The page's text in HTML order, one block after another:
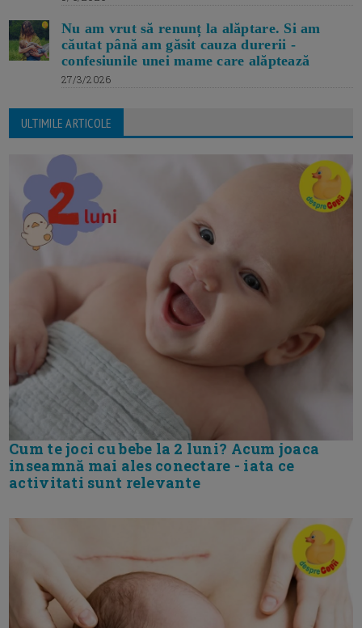
Nu am vrut să renunț la alăptare. Si am
căutat până am găsit cauza durerii -
confesiunile unei mame care alăptează
27/3/2026
ULTIMILE ARTICOLE
Cum te joci cu bebe la 2 luni? Acum joaca
inseamnă mai ales conectare - iata ce
activitati sunt relevante